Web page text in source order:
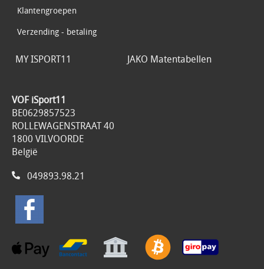
Klantengroepen
Verzending - betaling
MY ISPORT11 JAKO Matentabellen
VOF iSport11
BE0629857523
ROLLEWAGENSTRAAT 40
1800 VILVOORDE
België
049893.98.21